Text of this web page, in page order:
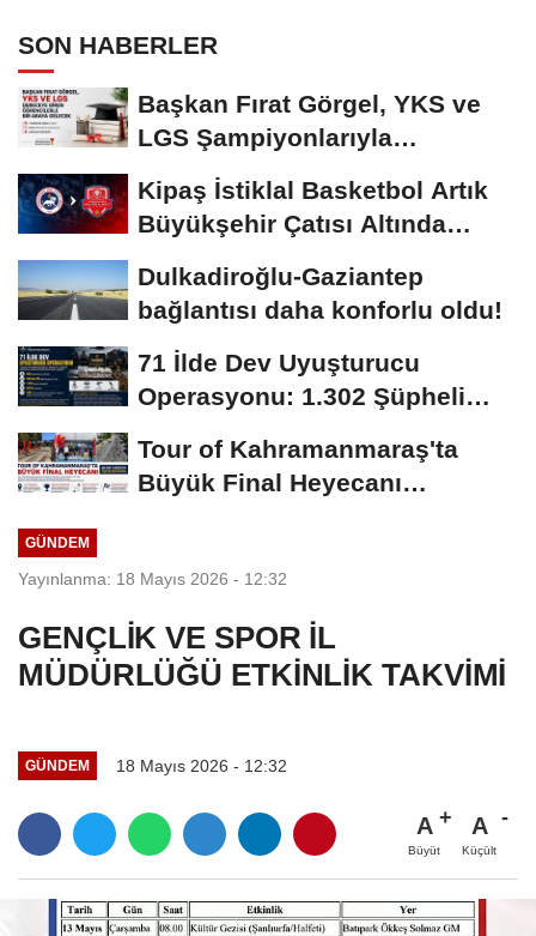
SON HABERLER
Başkan Fırat Görgel, YKS ve
LGS Şampiyonlarıyla
Buluşacak
Kipaş İstiklal Basketbol Artık
Büyükşehir Çatısı Altında
Dulkadiroğlu-Gaziantep
bağlantısı daha konforlu oldu!
71 İlde Dev Uyuşturucu
Operasyonu: 1.302 Şüpheli
Tour of Kahramanmaraş'ta
Büyük Final Heyecanı
GÜNDEM
Yayınlanma: 18 Mayıs 2026 - 12:32
GENÇLİK VE SPOR İL
MÜDÜRLÜĞÜ ETKİNLİK TAKVİMİ
GÜNDEM 18 Mayıs 2026 - 12:32
A
Büyüt
A
Küçült